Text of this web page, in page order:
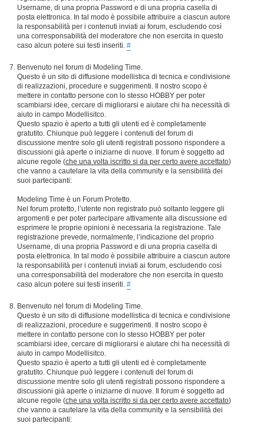
Username, di una propria Password e di una propria casella di
posta elettronica. In tal modo è possibile attribuire a ciascun autore
la responsabilità per i contenuti inviati ai forum, escludendo così
una corresponsabilità del moderatore che non esercita in questo
caso alcun potere sui testi inseriti. #
Benvenuto nel forum di Modeling Time.
Questo è un sito di diffusione modellistica di tecnica e condivisione
di realizzazioni, procedure e suggerimenti. Il nostro scopo è
mettere in contatto persone con lo stesso HOBBY per poter
scambiarsi idee, cercare di migliorarsi e aiutare chi ha necessità di
aiuto in campo Modellisitco.
Questo spazio è aperto a tutti gli utenti ed è completamente
gratutito. Chiunque può leggere i contenuti del forum di
discussione mentre solo gli utenti registrati possono rispondere a
discussioni già aperte o iniziarne di nuove. Il forum è soggetto ad
alcune regole (che una volta iscritto si da per certo avere accettato)
che vanno a cautelare la vita della community e la sensibilità dei
suoi partecipanti:
Modeling Time è un Forum Protetto.
Nel forum protetto, l’utente non registrato può soltanto leggere gli
argomenti e per poter partecipare attivamente alla discussione ed
esprimere le proprie opinioni è necessaria la registrazione. Tale
registrazione prevede, normalmente, l’indicazione del proprio
Username, di una propria Password e di una propria casella di
posta elettronica. In tal modo è possibile attribuire a ciascun autore
la responsabilità per i contenuti inviati ai forum, escludendo così
una corresponsabilità del moderatore che non esercita in questo
caso alcun potere sui testi inseriti. #
Benvenuto nel forum di Modeling Time.
Questo è un sito di diffusione modellistica di tecnica e condivisione
di realizzazioni, procedure e suggerimenti. Il nostro scopo è
mettere in contatto persone con lo stesso HOBBY per poter
scambiarsi idee, cercare di migliorarsi e aiutare chi ha necessità di
aiuto in campo Modellisitco.
Questo spazio è aperto a tutti gli utenti ed è completamente
gratutito. Chiunque può leggere i contenuti del forum di
discussione mentre solo gli utenti registrati possono rispondere a
discussioni già aperte o iniziarne di nuove. Il forum è soggetto ad
alcune regole (che una volta iscritto si da per certo avere accettato)
che vanno a cautelare la vita della community e la sensibilità dei
suoi partecipanti: